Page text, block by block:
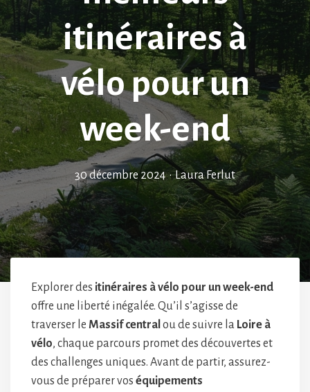
itinéraires à
vélo pour un
week-end
30 décembre 2024 • Laura Ferlut
Explorer des itinéraires à vélo pour un week-end
offre une liberté inégalée. Qu’il s’agisse de
traverser le Massif central ou de suivre la Loire à
vélo, chaque parcours promet des découvertes et
des challenges uniques. Avant de partir, assurez-
vous de préparer vos équipements